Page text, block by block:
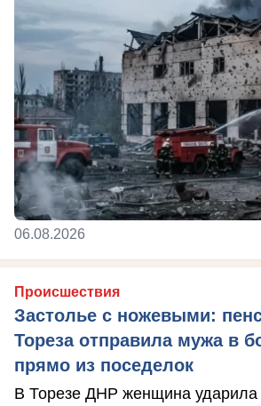
06.08.2026
Происшествия
Застолье с ножевыми:
Тореза отправила мужа в
прямо из поседелок
В Торезе ДНР женщина